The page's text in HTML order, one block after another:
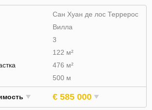
Сан Хуан де лос Террерос
Вилла
3
122 м²
476 м²
500 м
€ 585 000